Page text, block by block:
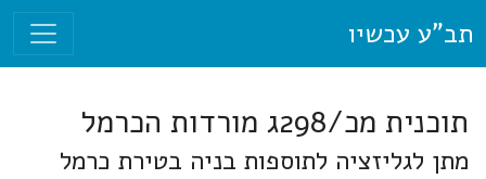
תב"ע עכשיו
תוכנית מכ/298ג מורדות הכרמל
מתן לגליזציה לתוספות בניה בטירת כרמל